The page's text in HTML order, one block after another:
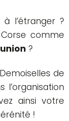
l’étranger ?
comme
?
de
ainsi votre
!